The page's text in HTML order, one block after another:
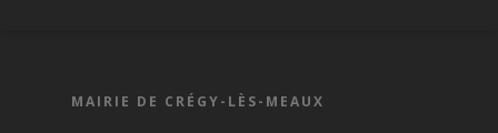
MAIRIE DE CRÉGY-LÈS-MEAUX